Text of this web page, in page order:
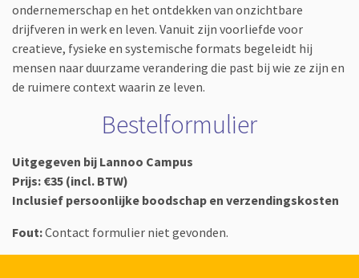
ondernemerschap en het ontdekken van onzichtbare
drijfveren in werk en leven. Vanuit zijn voorliefde voor
creatieve, fysieke en systemische formats begeleidt hij
mensen naar duurzame verandering die past bij wie ze zijn en
de ruimere context waarin ze leven.
Bestelformulier
Uitgegeven bij Lannoo Campus
Prijs: €35 (incl. BTW)
Inclusief persoonlijke boodschap en verzendingskosten
Fout:Contact formulier niet gevonden.